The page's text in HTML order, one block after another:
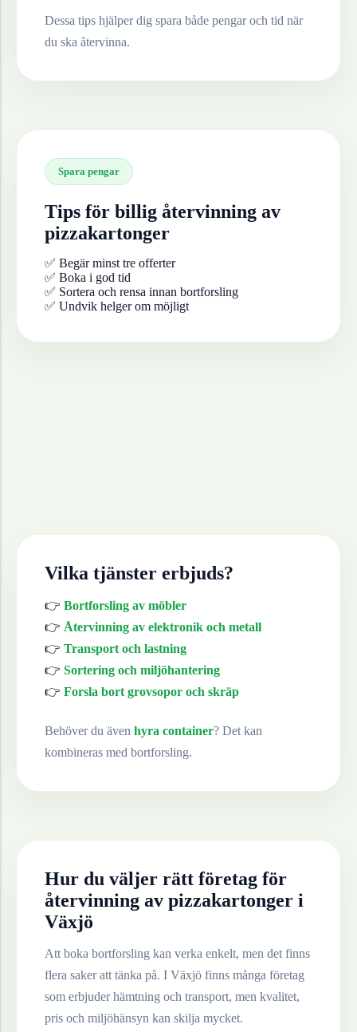
Dessa tips hjälper dig spara både pengar och tid när
du ska återvinna.
Spara pengar
Tips för billig återvinning av
pizzakartonger
✅ Begär minst tre offerter
✅ Boka i god tid
✅ Sortera och rensa innan bortforsling
✅ Undvik helger om möjligt
Vilka tjänster erbjuds?
👉 Bortforsling av möbler
👉 Återvinning av elektronik och metall
👉 Transport och lastning
👉 Sortering och miljöhantering
👉 Forsla bort grovsopor och skräp
Behöver du även hyra container? Det kan
kombineras med bortforsling.
Hur du väljer rätt företag för
återvinning av pizzakartonger i
Växjö
Att boka bortforsling kan verka enkelt, men det finns
flera saker att tänka på. I Växjö finns många företag
som erbjuder hämtning och transport, men kvalitet,
pris och miljöhänsyn kan skilja mycket.